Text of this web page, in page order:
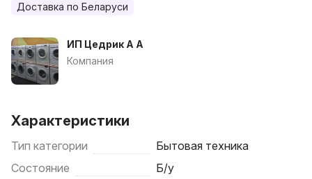
Доставка по Беларуси
ИП Цедрик А А
Компания
Характеристики
Тип категории
Бытовая техника
Состояние
Б/у